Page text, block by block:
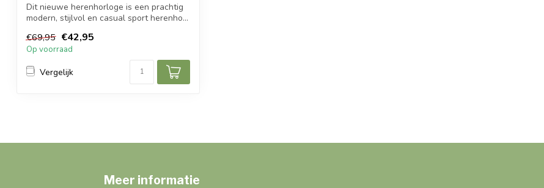
Dit nieuwe herenhorloge is een prachtig
modern, stijlvol en casual sport herenho...
€69,95 €42,95
Op voorraad
Vergelijk
Meer informatie